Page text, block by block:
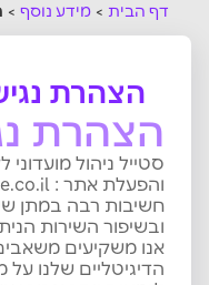
דף הבית >מידע נוסף >
הצהרת
הצהרת
סטייל ניהול
חשיבות רבה במתן
ובשיפור השירות
אנו משקיעים
הדיגיטליים שלנו